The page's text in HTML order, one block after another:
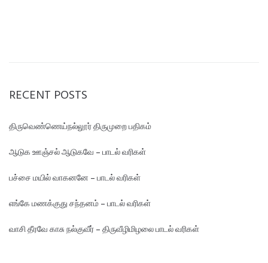
RECENT POSTS
திருவெண்ணெய்நல்லூர் திருமுறை பதிகம்
ஆடுக ஊஞ்சல் ஆடுகவே – பாடல் வரிகள்
பச்சை மயில் வாகனனே – பாடல் வரிகள்
எங்கே மண‌க்குது சந்தனம் – பாடல் வரிகள்
வாசி தீரவே காசு நல்குவீர் – திருவீழிமிழலை பாடல் வரிகள்